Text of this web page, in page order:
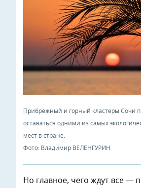
Прибрежный и горный кластеры Сочи
оставаться одними из самых
мест в стране.
Фото: Владимир ВЕЛЕНГУРИН
Но главное, чего ждут все —